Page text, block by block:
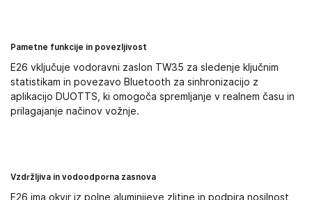
Pametne funkcije in povezljivost
E26 vključuje vodoravni zaslon TW35 za sledenje ključnim
statistikam in povezavo Bluetooth za sinhronizacijo z
aplikacijo DUOTTS, ki omogoča spremljanje v realnem času in
prilagajanje načinov vožnje.
Vzdržljiva in vodoodporna zasnova
E26 ima okvir iz polne aluminijeve zlitine in podpira nosilnost